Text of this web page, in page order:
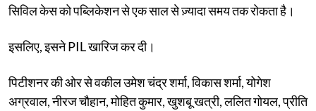
सिविल केस को पब्लिकेशन से एक साल से ज़्यादा समय तक रोकता है।
इसलिए, इसने PIL खारिज कर दी।
पिटीशनर की ओर से वकील उमेश चंद्र शर्मा, विकास शर्मा, योगेश
अग्रवाल, नीरज चौहान, मोहित कुमार, खुशबू खत्री, ललित गोयल, प्रीति